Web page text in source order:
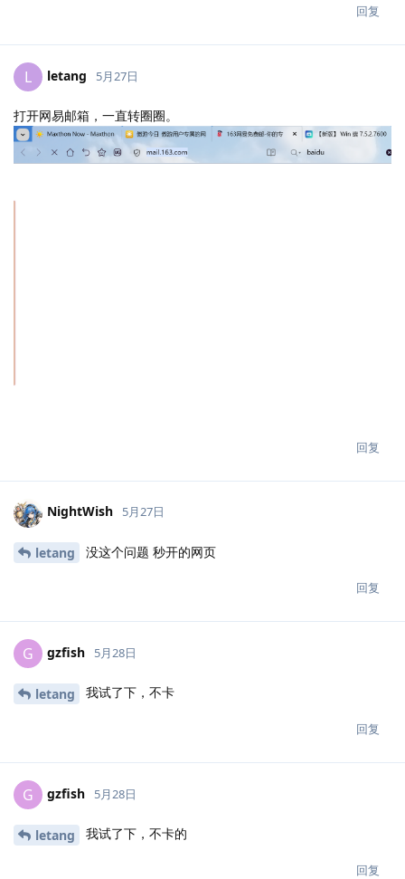
回复
L letang 5月27日
打开网易邮箱，一直转圈圈。
回复
NightWish 5月27日
letang 没这个问题 秒开的网页
回复
G gzfish 5月28日
letang 我试了下，不卡
回复
G gzfish 5月28日
letang 我试了下，不卡的
回复